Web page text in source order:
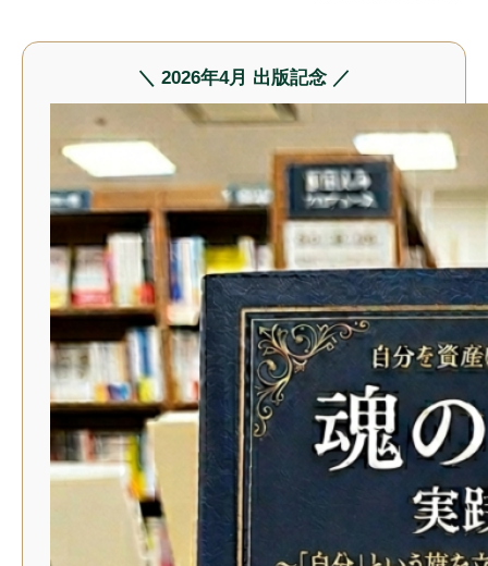
＼ 2026年4月 出版記念 ／